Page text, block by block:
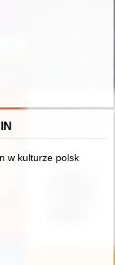
Historycznego miasta
w kulturze polskiej